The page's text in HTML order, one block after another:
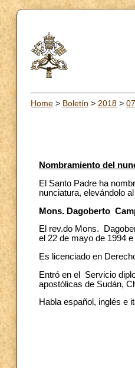
Home > Boletín > 2018 > 07
Nombramiento del
El Santo Padre ha
nunciatura, elevándolo
Mons. Dagoberto
El rev.do Mons.
el 22 de mayo de 1994
Es licenciado en
Entró en el Servicio
apostólicas de Sudán,
Habla español, inglés e